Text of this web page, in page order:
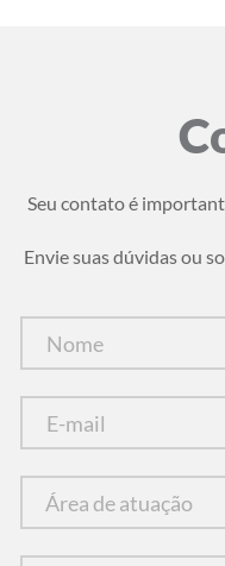
Seu contato é
Envie suas dúvidas ou